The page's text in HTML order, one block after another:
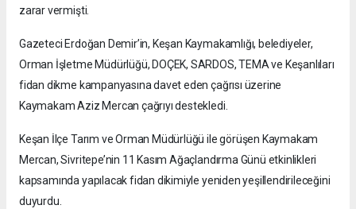
zarar vermişti.
Gazeteci Erdoğan Demir’in, Keşan Kaymakamlığı, belediyeler,
Orman İşletme Müdürlüğü, DOÇEK, SARDOS, TEMA ve Keşanlıları
fidan dikme kampanyasına davet eden çağrısı üzerine
Kaymakam Aziz Mercan çağrıyı destekledi.
Keşan İlçe Tarım ve Orman Müdürlüğü ile görüşen Kaymakam
Mercan, Sivritepe’nin 11 Kasım Ağaçlandırma Günü etkinlikleri
kapsamında yapılacak fidan dikimiyle yeniden yeşillendirileceğini
duyurdu.